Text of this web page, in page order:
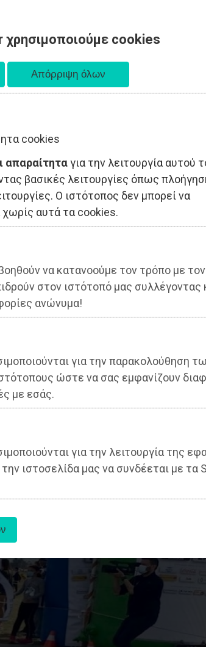
cookies
cookies
απαραίτηταγια την λειτουργία αυτού
βασικές λειτουργίες όπως
Ο ιστότοπος δεν μπορεί να
αυτά τα cookies.
να κατανοούμε τον τρόπο με τον
στον ιστότοπό μας συλλέγοντας
ανώνυμα!
για την παρακολούθηση
ώστε να σας εμφανίζουν
με εσάς.
για την λειτουργία της
ιστοσελίδα μας να συνδέεται με τα